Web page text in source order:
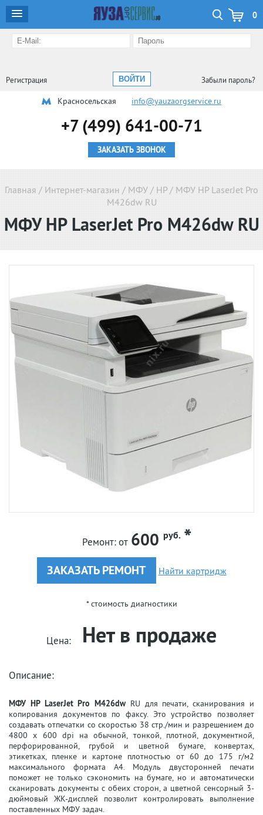
0
Забыли пароль?
Регистрация
Красносельская info@yauzaorgservice.ru
+7 (499) 641-00-71
ЗАКАЗАТЬ ЗВОНОК
Главная / Интернет-магазин / МФУ / HP / МФУ HP LaserJet Pro
M426dw RU
МФУ HP LaserJet Pro M426dw RU
Ремонт:от 600 руб.
ЗАКАЗАТЬ РЕМОНТ Найти картридж
* стоимость диагностики
Цена: Нет в продаже
Описание:
МФУ HP LaserJet Pro M426dw RU для печати, сканирования и
копирования документов по факсу. Это устройство позволяет
создавать отпечатки со скоростью 38 стр./мин и разрешением до
4800 x 600 dpi на обычной, тонкой, плотной, документной,
перфорированной, грубой и цветной бумаге, конвертах,
этикетках, пленке и картоне плотностью от 60 до 175 г/м2
максимального формата A4. Модуль двусторонней печати
поможет не только сэкономить на бумаге, но и автоматически
сканировать документы с обеих сторон, а цветной сенсорный 3-
дюймовый ЖК-дисплей позволит контролировать выполнение
поставленных МФУ задач.